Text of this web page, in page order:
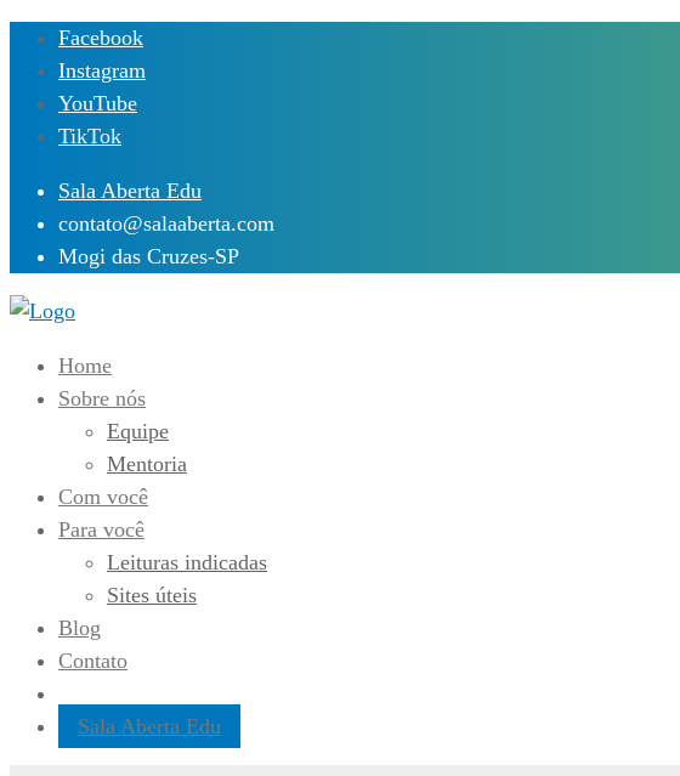
Skip
content
Facebook
Instagram
YouTube
TikTok
Sala Aberta Edu
contato@salaaberta.com
Mogi das Cruzes-SP
Home
Sobre nós
Equipe
Mentoria
Com você
Para você
Leituras indicadas
Sites úteis
Blog
Contato
Sala Aberta Edu